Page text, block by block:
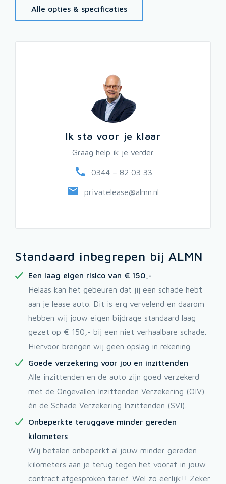
Alle opties & specificaties
Ik sta voor je klaar
Graag help ik je verder
0344 – 82 03 33
privatelease@almn.nl
Standaard inbegrepen bij ALMN
Een laag eigen risico van € 150,-
Helaas kan het gebeuren dat jij een schade hebt
aan je lease auto. Dit is erg vervelend en daarom
hebben wij jouw eigen bijdrage standaard laag
gezet op € 150,- bij een niet verhaalbare schade.
Hiervoor brengen wij geen opslag in rekening.
Goede verzekering voor jou en inzittenden
Alle inzittenden en de auto zijn goed verzekerd
met de Ongevallen Inzittenden Verzekering (OIV)
én de Schade Verzekering Inzittenden (SVI).
Onbeperkte teruggave minder gereden
kilometers
Wij betalen onbeperkt al jouw minder gereden
kilometers aan je terug tegen het vooraf in jouw
contract afgesproken tarief. Wel zo eerlijk!! Zeker